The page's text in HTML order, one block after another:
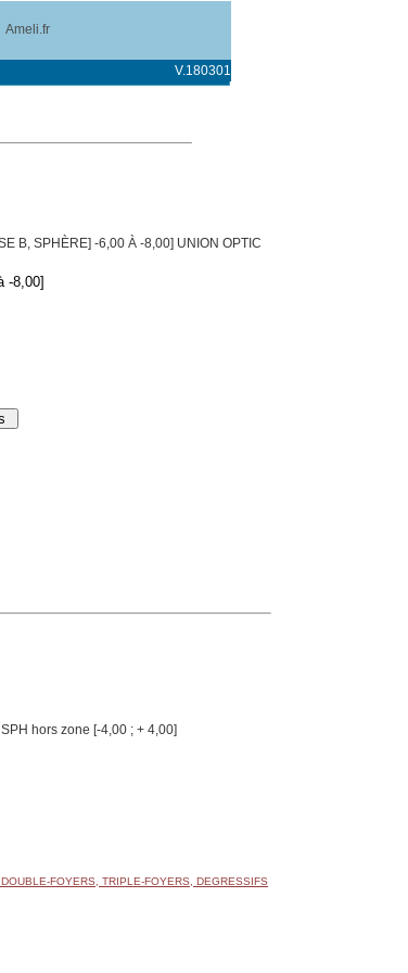
Ameli.fr
V.180301
B, SPHÈRE] -6,00 À -8,00] UNION OPTIC
-8,00]
hors zone [-4,00 ; + 4,00]
FOYERS, TRIPLE-FOYERS, DEGRESSIFS